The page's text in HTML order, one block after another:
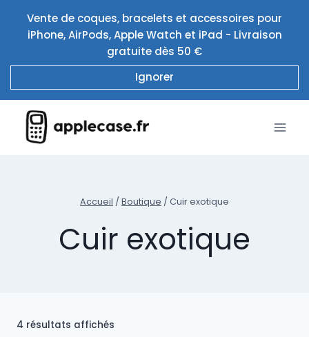
contenu
Vente de coques, bracelets et accessoires pour
iPhone, AirPods, Apple Watch et iPad - Livraison
gratuite dès 50 €
Ignorer
Accueil / Boutique / Cuir exotique
Cuir exotique
4 résultats affichés